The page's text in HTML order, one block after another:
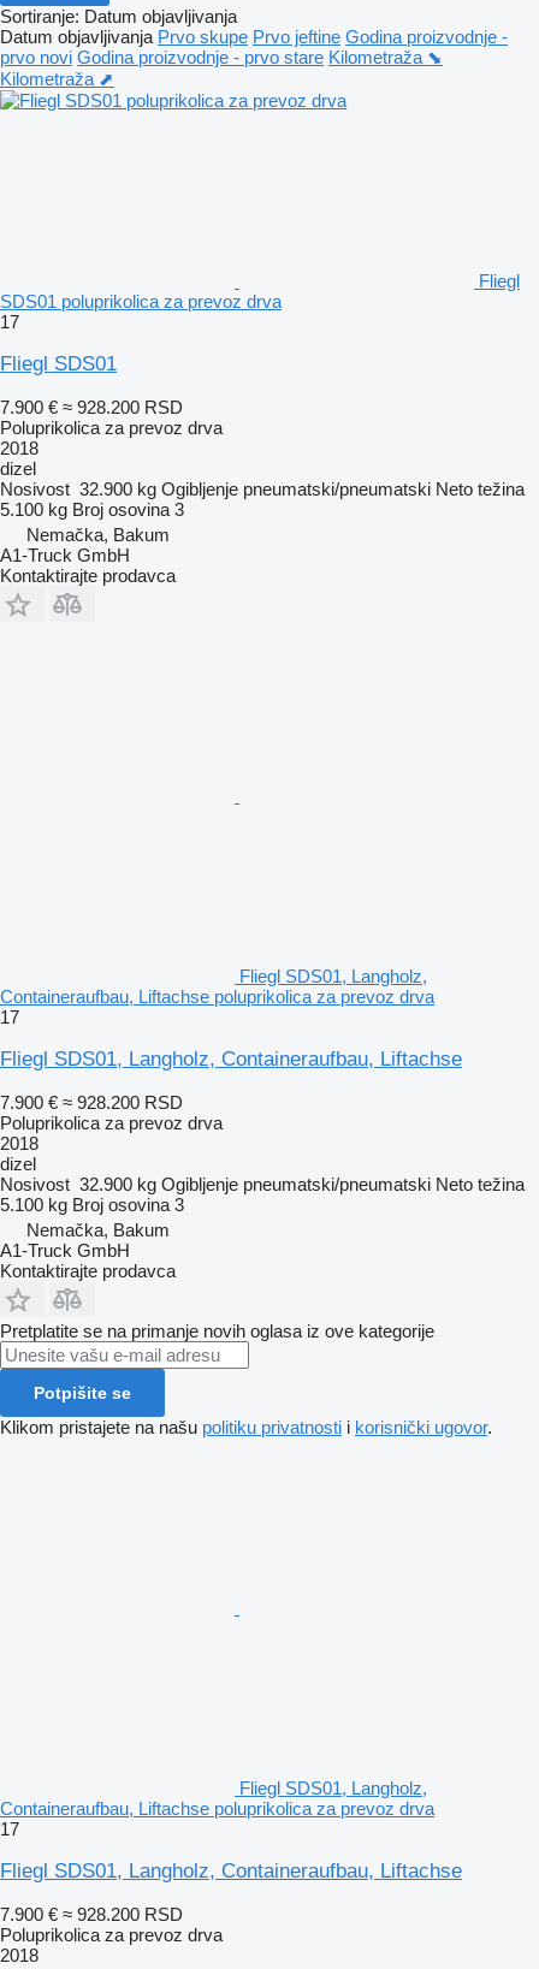
Sortiranje: Datum objavljivanja
Datum objavljivanja Prvo skupe Prvo jeftine Godina proizvodnje -
prvo novi Godina proizvodnje - prvo stare Kilometraža ⬊
Kilometraža ⬈
Fliegl
SDS01 poluprikolica za prevoz drva
17
Fliegl SDS01
7.900 € ≈ 928.200 RSD
Poluprikolica za prevoz drva
2018
dizel
Nosivost 32.900 kg Ogibljenje pneumatski/pneumatski Neto težina
5.100 kg Broj osovina 3
Nemačka, Bakum
A1-Truck GmbH
Kontaktirajte prodavca
Fliegl SDS01, Langholz,
Containeraufbau, Liftachse poluprikolica za prevoz drva
17
Fliegl SDS01, Langholz, Containeraufbau, Liftachse
7.900 € ≈ 928.200 RSD
Poluprikolica za prevoz drva
2018
dizel
Nosivost 32.900 kg Ogibljenje pneumatski/pneumatski Neto težina
5.100 kg Broj osovina 3
Nemačka, Bakum
A1-Truck GmbH
Kontaktirajte prodavca
Pretplatite se na primanje novih oglasa iz ove kategorije
Potpišite se
Klikom pristajete na našu politiku privatnosti i korisnički ugovor.
Fliegl SDS01, Langholz,
Containeraufbau, Liftachse poluprikolica za prevoz drva
17
Fliegl SDS01, Langholz, Containeraufbau, Liftachse
7.900 € ≈ 928.200 RSD
Poluprikolica za prevoz drva
2018